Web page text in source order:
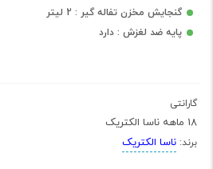
گنجایش مخزن تفاله گیر : 2 لیتر
پایه ضد لغزش : دارد
گارانتی
18 ماهه ناسا الکتریک
برند: ناسا الکتریک